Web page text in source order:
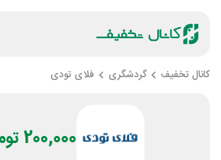
کانال تخفیف گردشگری فلای تودی
200,000 تومان